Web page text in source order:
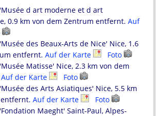
d art moderne et d art
0.9 km von dem Zentrum entfernt. Auf
des Beaux-Arts de Nice' Nice, 1.6
entfernt. Auf der Karte
Foto
Matisse' Nice, 2.3 km von dem
Auf der Karte
Foto
des Arts Asiatiques' Nice, 5.5 km
Auf der Karte
Foto
Maeght' Saint-Paul, Alpes-